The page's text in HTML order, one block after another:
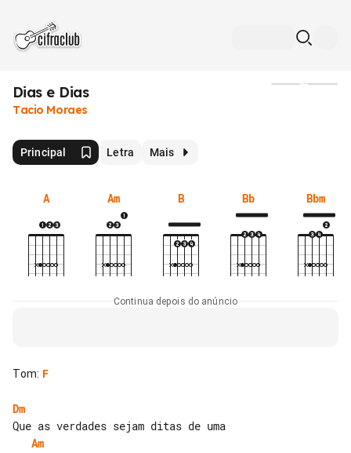
Dias e Dias
Tacio Moraes
Principal Letra Mais
A Am B Bb Bbm
Continua depois do anúncio
Tom: F
Dm
Am